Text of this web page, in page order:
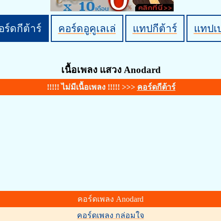
ร์ดกีต้าร์ คอร์ดอูคูเลเล่ แทปกีต้าร์ แทปเ
เนื้อเพลง แสวง Anodard
!!!!! ไม่มีเนื้อเพลง !!!!! >>> คอร์ดกีต้าร์
คอร์ดเพลง Anodard
คอร์ดเพลง กล่อมใจ